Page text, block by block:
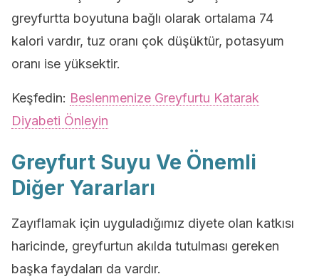
greyfurtta boyutuna bağlı olarak ortalama 74
kalori vardır, tuz oranı çok düşüktür, potasyum
oranı ise yüksektir.
Keşfedin: Beslenmenize Greyfurtu Katarak
Diyabeti Önleyin
Greyfurt Suyu Ve Önemli
Diğer Yararları
Zayıflamak için uyguladığımız diyete olan katkısı
haricinde, greyfurtun akılda tutulması gereken
başka faydaları da vardır.